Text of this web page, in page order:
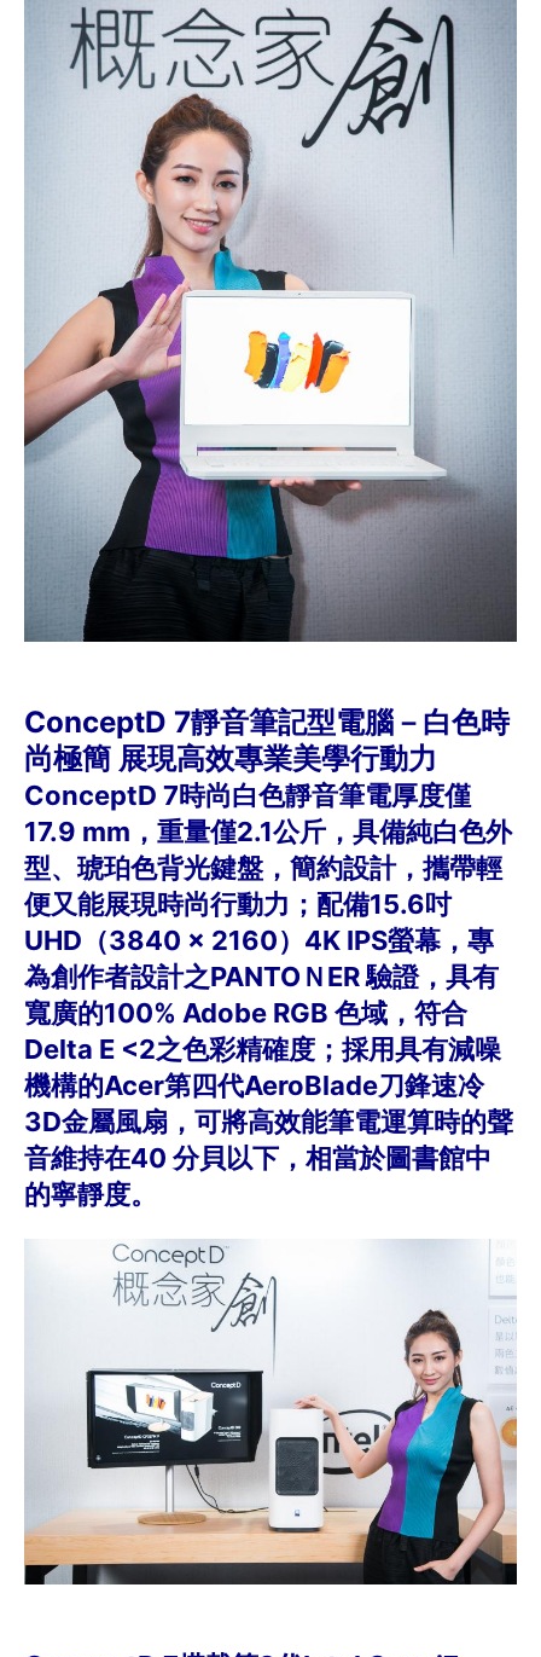
ConceptD 7靜音筆記型電腦－白色時
尚極簡 展現高效專業美學行動力
ConceptD 7時尚白色靜音筆電厚度僅
17.9 mm，重量僅2.1公斤，具備純白色外
型、琥珀色背光鍵盤，簡約設計，攜帶輕
便又能展現時尚行動力；配備15.6吋
UHD（3840 x 2160）4K IPS螢幕，專
為創作者設計之PANTOＮER 驗證，具有
寬廣的100% Adobe RGB 色域，符合
Delta E <2之色彩精確度；採用具有減噪
機構的Acer第四代AeroBlade刀鋒速冷
3D金屬風扇，可將高效能筆電運算時的聲
音維持在40 分貝以下，相當於圖書館中
的寧靜度。